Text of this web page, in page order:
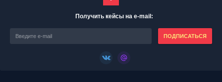
Получить кейсы на e-mail:
ПОДПИСАТЬСЯ